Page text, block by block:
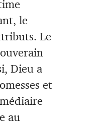
le
Le
Dieu a
et
au